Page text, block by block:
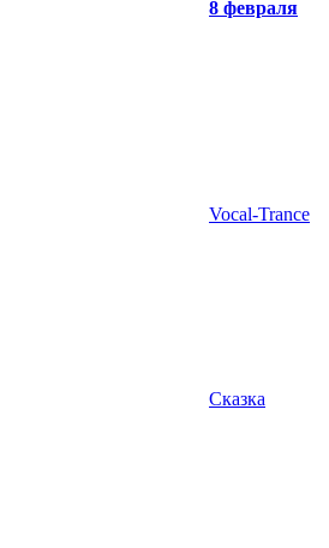
8 февраля
Vocal-Trance
Сказка